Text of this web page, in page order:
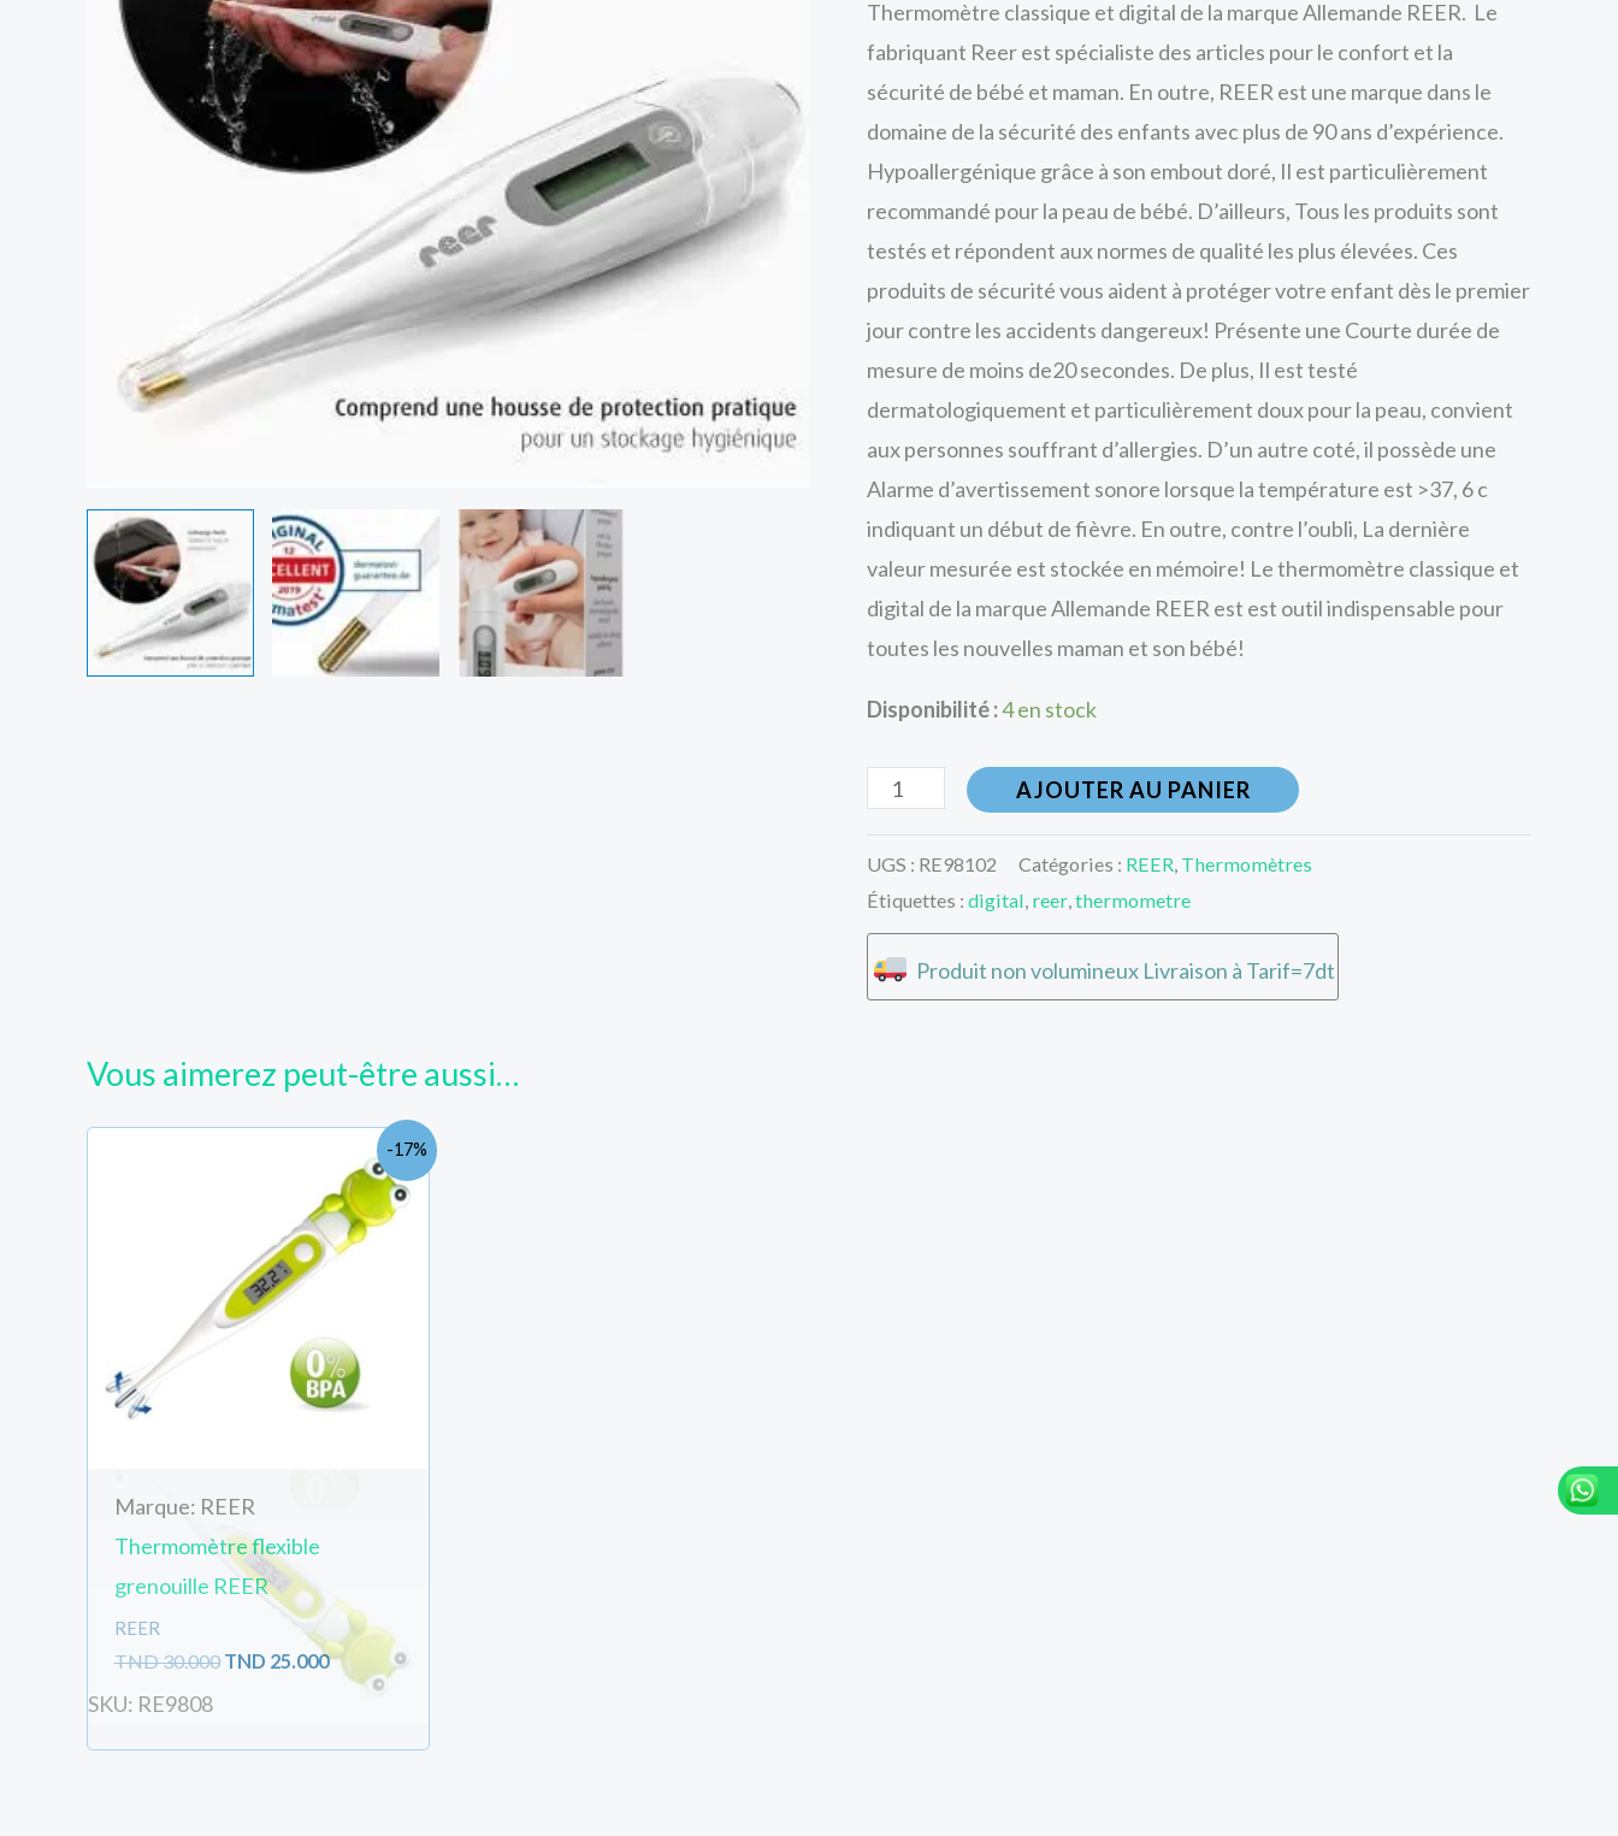
TND
24.000.
TND
21.000.
Thermomètre classique et digital de la marque Allemande REER. Le
fabriquant Reer est spécialiste des articles pour le confort et la
sécurité de bébé et maman. En outre, REER est une marque dans le
domaine de la sécurité des enfants avec plus de 90 ans d’expérience.
Hypoallergénique grâce à son embout doré, Il est particulièrement
recommandé pour la peau de bébé. D’ailleurs, Tous les produits sont
testés et répondent aux normes de qualité les plus élevées. Ces
produits de sécurité vous aident à protéger votre enfant dès le premier
jour contre les accidents dangereux! Présente une Courte durée de
mesure de moins de20 secondes. De plus, Il est testé
dermatologiquement et particulièrement doux pour la peau, convient
aux personnes souffrant d’allergies. D’un autre coté, il possède une
Alarme d’avertissement sonore lorsque la température est >37, 6 c
indiquant un début de fièvre. En outre, contre l’oubli, La dernière
valeur mesurée est stockée en mémoire! Le thermomètre classique et
digital de la marque Allemande REER est est outil indispensable pour
toutes les nouvelles maman et son bébé!
Disponibilité :4 en stock
AJOUTER AU PANIER
UGS : RE98102 Catégories : REER Thermomètres
Étiquettes : digital reer thermometre
Produit non volumineux Livraison à Tarif=7dt
Vous aimerez peut-être aussi…
-17%
Marque: REER
Thermomètre flexible
grenouille REER
REER
TND30.000
30.000.
TND 25.000
prix
actuel
est :
TND
SKU: RE9808